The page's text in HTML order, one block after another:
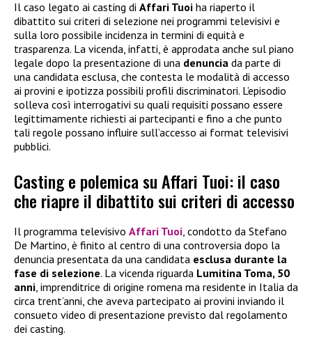
Il caso legato ai casting di Affari Tuoi ha riaperto il
dibattito sui criteri di selezione nei programmi televisivi e
sulla loro possibile incidenza in termini di equità e
trasparenza. La vicenda, infatti, è approdata anche sul piano
legale dopo la presentazione di una denuncia da parte di
una candidata esclusa, che contesta le modalità di accesso
ai provini e ipotizza possibili profili discriminatori. L’episodio
solleva così interrogativi su quali requisiti possano essere
legittimamente richiesti ai partecipanti e fino a che punto
tali regole possano influire sull’accesso ai format televisivi
pubblici.
Casting e polemica su Affari Tuoi: il caso
che riapre il dibattito sui criteri di accesso
Il programma televisivo Affari Tuoi, condotto da Stefano
De Martino, è finito al centro di una controversia dopo la
denuncia presentata da una candidata esclusa durante la
fase di selezione. La vicenda riguarda Lumitina Toma, 50
anni, imprenditrice di origine romena ma residente in Italia da
circa trent’anni, che aveva partecipato ai provini inviando il
consueto video di presentazione previsto dal regolamento
dei casting.